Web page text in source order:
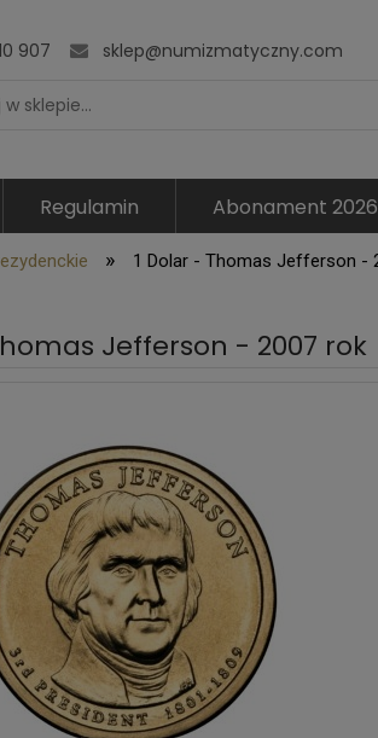
907 sklep@numizmatyczny.com
Regulamin Abonament 2026
» 1 Dolar - Thomas Jefferson -
Jefferson - 2007 rok